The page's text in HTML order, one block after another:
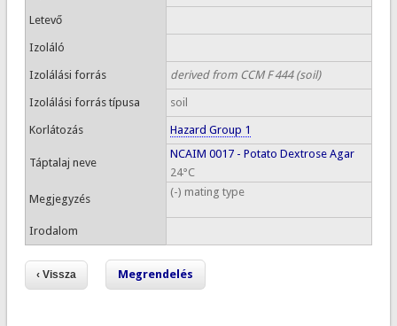
Letevő
Izoláló
Izolálási forrás derived from CCM F 444 (soil)
Izolálási forrás típusa soil
Korlátozás Hazard Group 1
Táptalaj neve
NCAIM 0017 - Potato Dextrose Agar
24°C
Megjegyzés
(-) mating type
Irodalom
Megrendelés